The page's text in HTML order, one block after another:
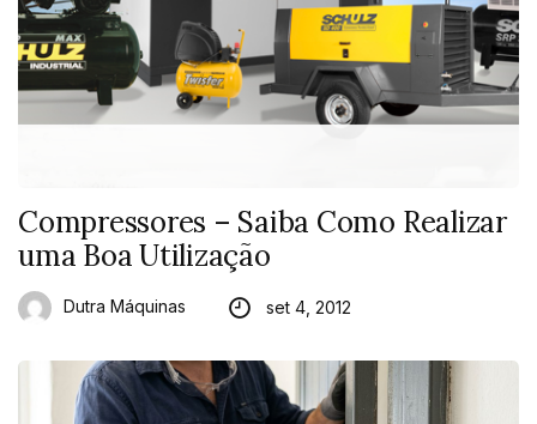
Compressores – Saiba Como Realizar
uma Boa Utilização
Dutra Máquinas set 4, 2012